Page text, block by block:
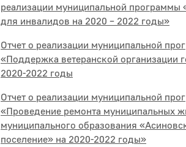
реализации муниципальной программы
для инвалидов на 2020 – 2022 годы»
Отчет о реализации муниципальной
«Поддержка ветеранской организации
2020-2022 годы
Отчет о реализации муниципальной
«Проведение ремонта муниципальных
муниципального образования
поселение» на 2020-2022 годы»